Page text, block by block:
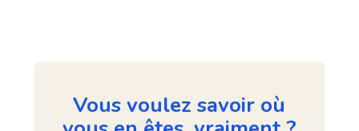
Vous voulez savoir où